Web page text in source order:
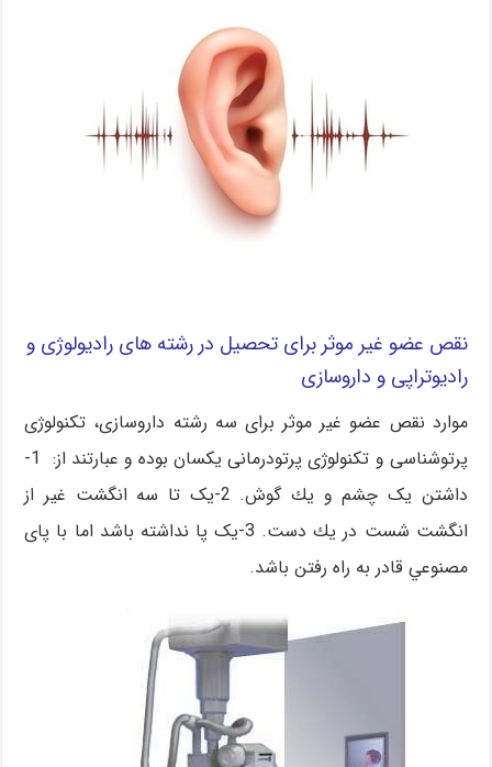
نقص عضو غیر موثر برای تحصیل در رشته های رادیولوژی و
رادیوتراپی و داروسازی
موارد نقص عضو غیر موثر برای سه رشته داروسازی، تکنولوژی
پرتوشناسی و تکنولوژی پرتودرمانی یکسان بوده و عبارتند از: 1-
داشتن يک چشم و يك گوش. 2-يک تا سه انگشت غير از
انگشت شست در يك دست. 3-يک پا نداشته باشد اما با پای
مصنوعي قادر به راه رفتن باشد.